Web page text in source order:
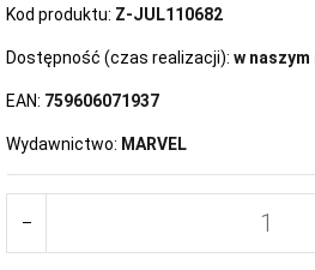
Kod produktu: Z-JUL110682
Dostępność (czas realizacji): w
EAN: 759606071937
Wydawnictwo: MARVEL